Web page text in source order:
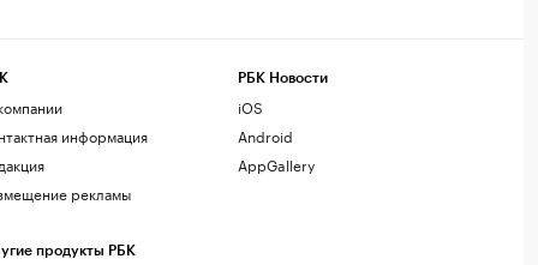
информация
рекламы
продукты РБК
РБК Новости
iOS
Android
AppGallery